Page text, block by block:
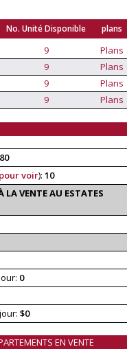
No. Unité Disponible plans
9
Plans
9
Plans
9
Plans
9 Plans
voir): 10
LA VENTE AU ESTATES
0
$0
EN VENTE